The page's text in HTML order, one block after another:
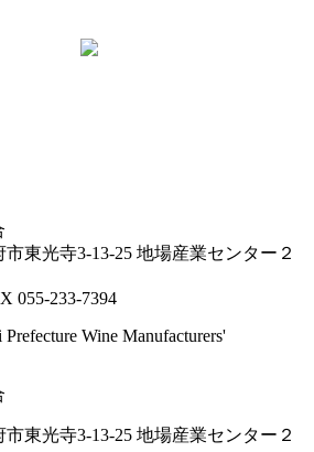
市東光寺3-13-25 地場産業センター２
055-233-7394
Wine Manufacturers'
市東光寺3-13-25 地場産業センター２